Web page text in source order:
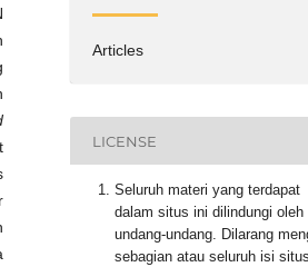
Articles
LICENSE
Seluruh materi yang terdapat
dalam situs ini dilindungi oleh
undang-undang. Dilarang
sebagian atau seluruh isi